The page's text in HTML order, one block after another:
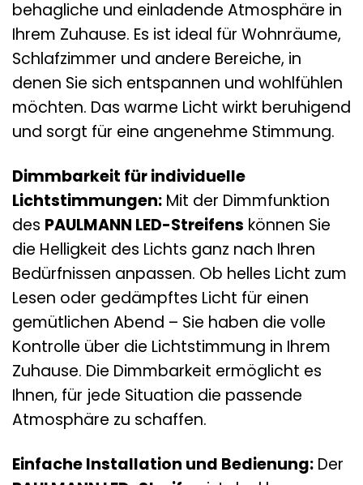
behagliche und einladende Atmosphäre in
Ihrem Zuhause. Es ist ideal für Wohnräume,
Schlafzimmer und andere Bereiche, in
denen Sie sich entspannen und wohlfühlen
möchten. Das warme Licht wirkt beruhigend
und sorgt für eine angenehme Stimmung.
Dimmbarkeit für individuelle
Lichtstimmungen: Mit der Dimmfunktion
des PAULMANN LED-Streifens können Sie
die Helligkeit des Lichts ganz nach Ihren
Bedürfnissen anpassen. Ob helles Licht zum
Lesen oder gedämpftes Licht für einen
gemütlichen Abend – Sie haben die volle
Kontrolle über die Lichtstimmung in Ihrem
Zuhause. Die Dimmbarkeit ermöglicht es
Ihnen, für jede Situation die passende
Atmosphäre zu schaffen.
Einfache Installation und Bedienung: Der